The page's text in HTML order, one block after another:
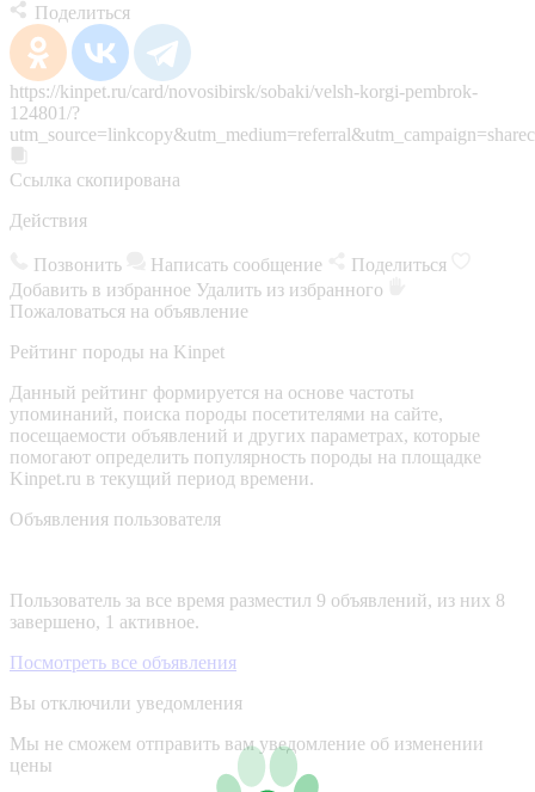
Поделиться
https://kinpet.ru/card/novosibirsk/sobaki/velsh-korgi-pembrok-
124801/?
Ссылка скопирована
Действия
Позвонить Написать сообщение
Поделиться
Добавить в избранное Удалить из избранного
Пожаловаться на объявление
Рейтинг породы на Kinpet
Данный рейтинг формируется на основе частоты
упоминаний, поиска породы посетителями на сайте,
посещаемости объявлений и других параметрах, которые
помогают определить популярность породы на площадке
Kinpet.ru в текущий период времени.
Объявления пользователя
Пользователь за все время разместил 9 объявлений, из них 8
завершено, 1 активное.
Посмотреть все объявления
Вы отключили уведомления
Мы не сможем отправить вам уведомление об изменении
цены